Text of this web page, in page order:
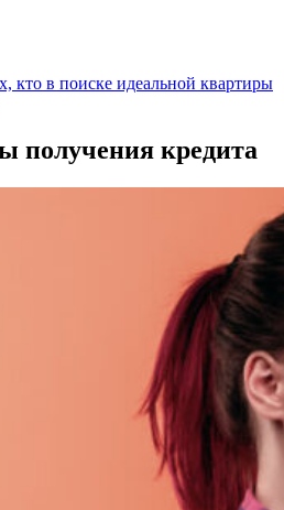
кто в поиске идеальной квартиры
получения кредита